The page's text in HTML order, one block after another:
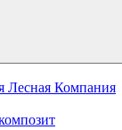
Лесная Компания